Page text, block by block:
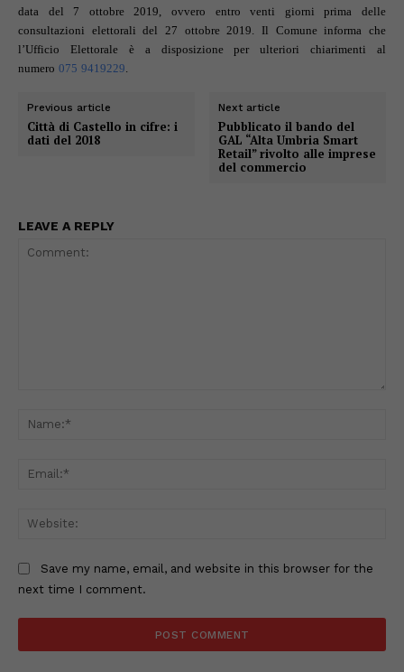
data del 7 ottobre 2019, ovvero entro venti giorni prima delle
consultazioni elettorali del 27 ottobre 2019. Il Comune informa che
l’Ufficio Elettorale è a disposizione per ulteriori chiarimenti al
numero 075 9419229
Previous article
Città di Castello in cifre: i
dati del 2018
Next article
Pubblicato il bando del
GAL “Alta Umbria Smart
Retail” rivolto alle imprese
del commercio
LEAVE A REPLY
Save my name, email, and website in this browser for the
next time I comment.